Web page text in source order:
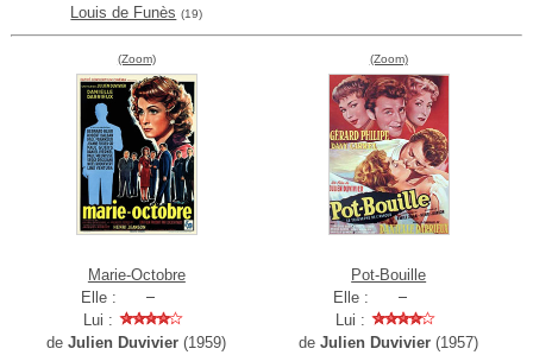
Louis de Funès (19)
(Zoom)
Marie-Octobre
Elle :
Lui :
deJulien Duvivier (1959)
(Zoom)
Pot-Bouille
Elle :
Lui :
deJulien Duvivier (1957)